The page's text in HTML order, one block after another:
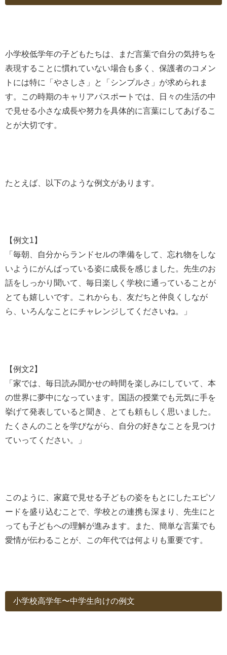
小学校低学年の子どもたちは、まだ言葉で自分の気持ちを
表現することに慣れていない場合も多く、保護者のコメン
トには特に「やさしさ」と「シンプルさ」が求められま
す。この時期のキャリアパスポートでは、日々の生活の中
で見せる小さな成長や努力を具体的に言葉にしてあげるこ
とが大切です。
たとえば、以下のような例文があります。
【例文1】
「毎朝、自分からランドセルの準備をして、忘れ物をしな
いようにがんばっている姿に成長を感じました。先生のお
話をしっかり聞いて、毎日楽しく学校に通っていることが
とても嬉しいです。これからも、友だちと仲良くしなが
ら、いろんなことにチャレンジしてくださいね。」
【例文2】
「家では、毎日読み聞かせの時間を楽しみにしていて、本
の世界に夢中になっています。国語の授業でも元気に手を
挙げて発表していると聞き、とても頼もしく思いました。
たくさんのことを学びながら、自分の好きなことを見つけ
ていってください。」
このように、家庭で見せる子どもの姿をもとにしたエピソ
ードを盛り込むことで、学校との連携も深まり、先生にと
っても子どもへの理解が進みます。また、簡単な言葉でも
愛情が伝わることが、この年代では何よりも重要です。
小学校高学年〜中学生向けの例文